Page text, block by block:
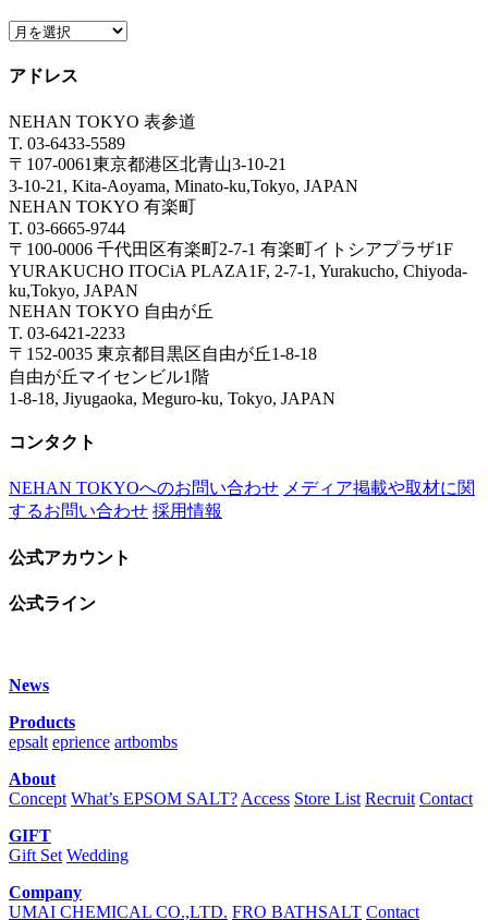
アドレス
NEHAN TOKYO 表参道
T. 03-6433-5589
〒107-0061東京都港区北青山3-10-21
3-10-21, Kita-Aoyama, Minato-ku,Tokyo, JAPAN
NEHAN TOKYO 有楽町
T. 03-6665-9744
〒100-0006 千代田区有楽町2-7-1 有楽町イトシアプラザ1F
YURAKUCHO ITOCiA PLAZA1F, 2-7-1, Yurakucho, Chiyoda-
ku,Tokyo, JAPAN
NEHAN TOKYO 自由が丘
T. 03-6421-2233
〒152-0035 東京都目黒区自由が丘1-8-18
自由が丘マイセンビル1階
1-8-18, Jiyugaoka, Meguro-ku, Tokyo, JAPAN
コンタクト
NEHAN TOKYOへのお問い合わせ メディア掲載や取材に関
するお問い合わせ 採用情報
公式アカウント
公式ライン
News
Products
epsalt eprience artbombs
About
Concept What’s EPSOM SALT? Access Store List Recruit Contact
GIFT
Gift Set Wedding
Company
UMAI CHEMICAL CO.,LTD. FRO BATHSALT Contact